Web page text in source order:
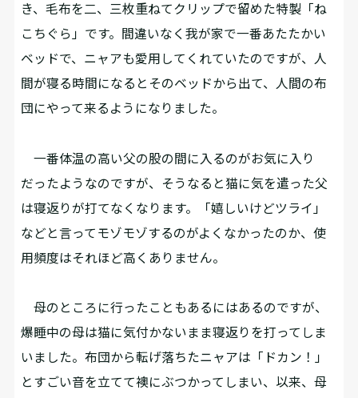
き、毛布を二、三枚重ねてクリップで留めた特製「ね
こちぐら」です。間違いなく我が家で一番あたたかい
ベッドで、ニャアも愛用してくれていたのですが、人
間が寝る時間になるとそのベッドから出て、人間の布
団にやって来るようになりました。
一番体温の高い父の股の間に入るのがお気に入り
だったようなのですが、そうなると猫に気を遣った父
は寝返りが打てなくなります。「嬉しいけどツライ」
などと言ってモゾモゾするのがよくなかったのか、使
用頻度はそれほど高くありません。
母のところに行ったこともあるにはあるのですが、
爆睡中の母は猫に気付かないまま寝返りを打ってしま
いました。布団から転げ落ちたニャアは「ドカン！」
とすごい音を立てて襖にぶつかってしまい、以来、母